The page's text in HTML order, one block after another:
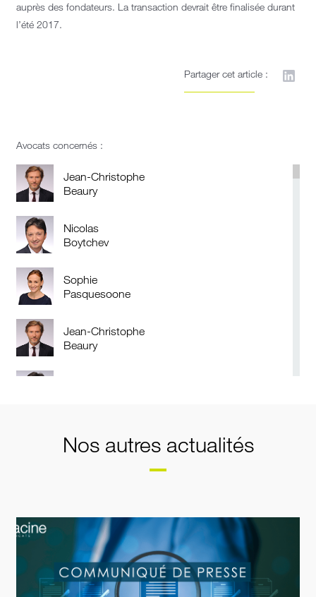
auprès des fondateurs. La transaction devrait être finalisée durant
l’été 2017.
Partager cet article :
Avocats concernés :
Jean-Christophe
Beaury
Nicolas
Boytchev
Sophie
Pasquesoone
Jean-Christophe
Beaury
Nos autres actualités